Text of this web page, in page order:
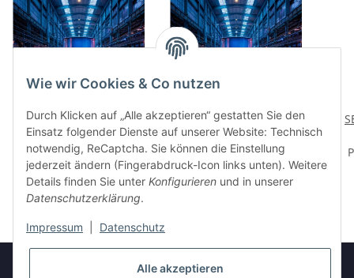
SEVELUB® E 4044-
synthetisches
Kompressorenöl-ISO VG
46
Preis auf Anfrage
SEVELUB® E 4066-
synthetisches
Kompressorenöl-ISO VG
68
Preis auf Anfrage
Wie wir Cookies & Co nutzen
Durch Klicken auf „Alle akzeptieren“ gestatten Sie den
Einsatz folgender Dienste auf unserer Website: Technisch
notwendig, ReCaptcha. Sie können die Einstellung
jederzeit ändern (Fingerabdruck-Icon links unten). Weitere
Details finden Sie unter Konfigurieren und in unserer
Datenschutzerklärung.
Impressum Datenschutz
Alle akzeptieren